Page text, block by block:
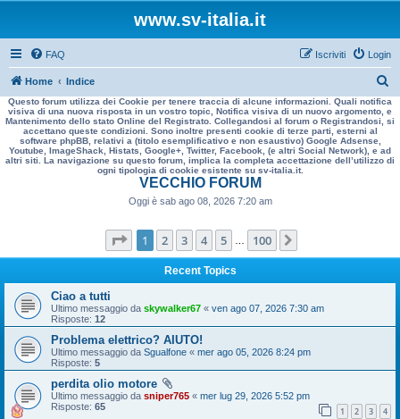
www.sv-italia.it
FAQ Login
Iscriviti
Home Indice
e
r
a
Questo forum utilizza dei Cookie per tenere traccia di alcune informazioni. Quali notifica
visiva di una nuova risposta in un vostro topic, Notifica visiva di un nuovo argomento, e
Mantenimento dello stato Online del Registrato. Collegandosi al forum o Registrandosi, si
accettano queste condizioni. Sono inoltre presenti cookie di terze parti, esterni al
software phpBB, relativi a (titolo esemplificativo e non esaustivo) Google Adsense,
Youtube, ImageShack, Histats, Google+, Twitter, Facebook, (e altri Social Network), e ad
altri siti. La navigazione su questo forum, implica la completa accettazione dell’utilizzo di
ogni tipologia di cookie esistente su sv-italia.it.
VECCHIO FORUM
Oggi è sab ago 08, 2026 7:20 am
Pagina di 100
1 2 3 4 5 100
Recent Topics
Ciao a tutti
Ultimo messaggio da skywalker67 « ven ago 07, 2026 7:30 am
Risposte: 12
Problema elettrico? AIUTO!
Ultimo messaggio da Sgualfone « mer ago 05, 2026 8:24 pm
Risposte: 5
perdita olio motore
Ultimo messaggio da sniper765 « mer lug 29, 2026 5:52 pm
Risposte: 65 1 2 3 4